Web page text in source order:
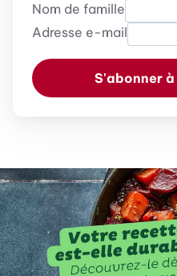
Nom de famille
Adresse e-mail
S'abonner